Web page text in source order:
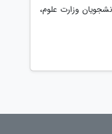
وزارت علوم،